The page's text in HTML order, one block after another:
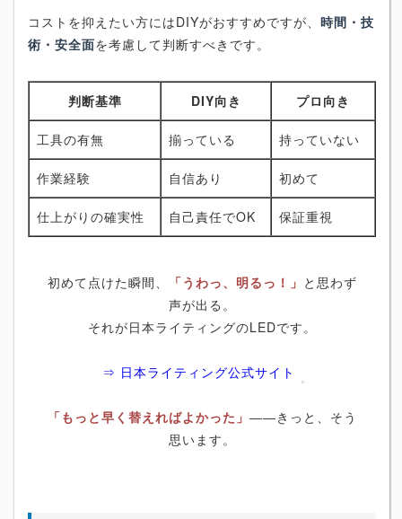
コストを抑えたい方にはDIYがおすすめですが、 時間・技
術・安全面を考慮して判断すべきです。
判断基準 DIY向き プロ向き
工具の有無 揃っている 持っていない
作業経験 自信あり 初めて
仕上がりの確実性 自己責任でOK 保証重視
初めて点けた瞬間、 「うわっ、明るっ！」 と思わず
声が出る。
それが日本ライティングのLEDです。
⇒ 日本ライティング公式サイト
「もっと早く替えればよかった」 ――きっと、そう
思います。